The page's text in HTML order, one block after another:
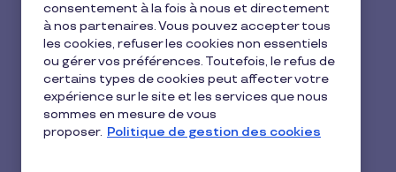
Medium length placeholder
heading.
consentement à la fois à nous et directement
à nos partenaires. Vous pouvez accepter tous
les cookies, refuser les cookies non essentiels
ou gérer vos préférences. Toutefois, le refus de
certains types de cookies peut affecter votre
expérience sur le site et les services que nous
sommes en mesure de vous
proposer. Politique de gestion des cookies